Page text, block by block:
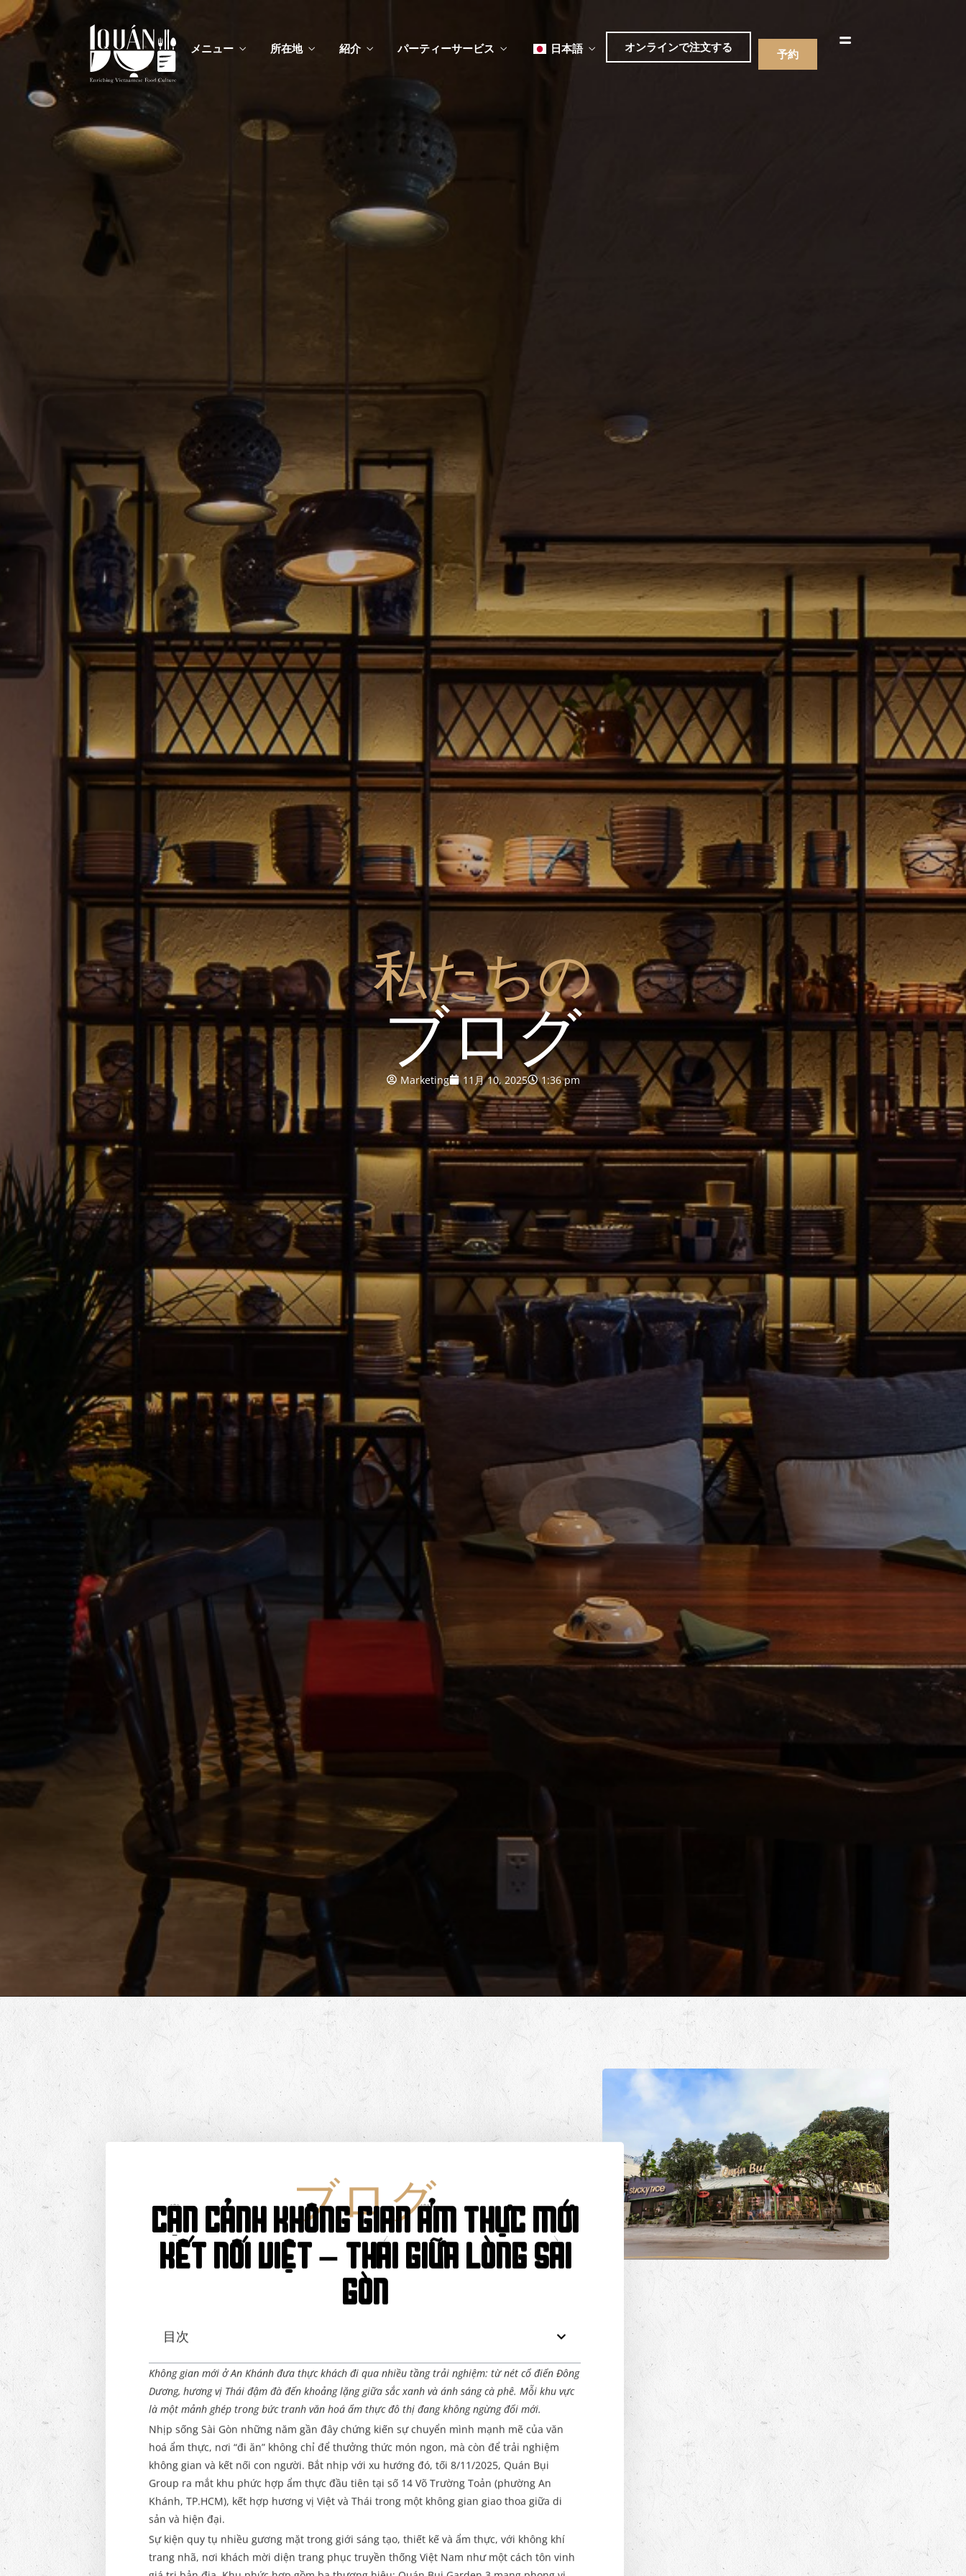
メニュー
カスタムイベント
所在地 紹介 パーティーサービス 日本語 オンラインで注文する 予約
メニュー
カスタムイベント
简体中文
私たちの
ブログ
Marketing 11月 10, 2025 1:36 pm
ブログ
Cận cảnh không gian ẩm thực mới
kết nối Việt – Thái giữa lòng Sài
Gòn
目次
Không gian mới ở An Khánh đưa thực khách đi qua nhiều tầng trải nghiệm: từ nét cổ điển Đông
Dương, hương vị Thái đậm đà đến khoảng lặng giữa sắc xanh và ánh sáng cà phê. Mỗi khu vực
là một mảnh ghép trong bức tranh văn hoá ẩm thực đô thị đang không ngừng đổi mới.
Nhịp sống Sài Gòn những năm gần đây chứng kiến sự chuyển mình mạnh mẽ của văn
hoá ẩm thực, nơi “đi ăn” không chỉ để thưởng thức món ngon, mà còn để trải nghiệm
không gian và kết nối con người. Bắt nhịp với xu hướng đó, tối 8/11/2025, Quán Bụi
Group ra mắt khu phức hợp ẩm thực đầu tiên tại số 14 Võ Trường Toản (phường An
Khánh, TP.HCM), kết hợp hương vị Việt và Thái trong một không gian giao thoa giữa di
sản và hiện đại.
Sự kiện quy tụ nhiều gương mặt trong giới sáng tạo, thiết kế và ẩm thực, với không khí
trang nhã, nơi khách mời diện trang phục truyền thống Việt Nam như một cách tôn vinh